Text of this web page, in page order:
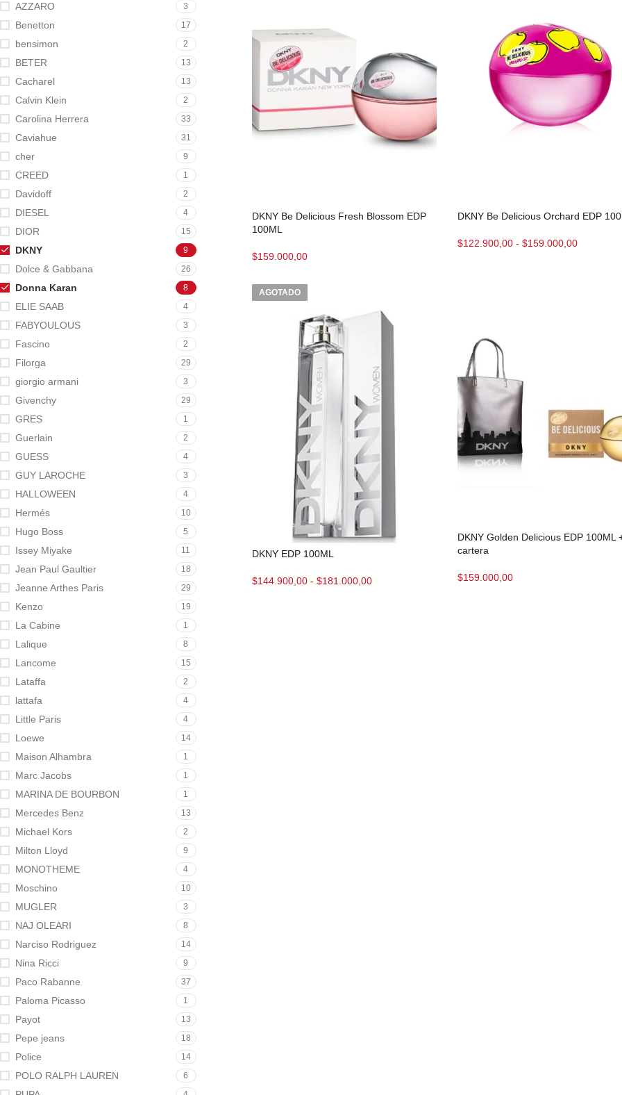
AZZARO 3
Benetton 17
bensimon 2
BETER 13
Cacharel 13
Calvin Klein 2
Carolina Herrera 33
Caviahue 31
cher 9
CREED 1
Davidoff 2
DIESEL 4
DIOR 15
DKNY 9
Dolce & Gabbana 26
Donna Karan 8
ELIE SAAB 4
FABYOULOUS 3
Fascino 2
Filorga 29
giorgio armani 3
Givenchy 29
GRES 1
Guerlain 2
GUESS 4
GUY LAROCHE 3
HALLOWEEN 4
Hermés 10
Hugo Boss 5
Issey Miyake 11
Jean Paul Gaultier 18
Jeanne Arthes Paris 29
Kenzo 19
La Cabine 1
Lalique 8
Lancome 15
Lataffa 2
lattafa 4
Little Paris 4
Loewe 14
Maison Alhambra 1
Marc Jacobs 1
MARINA DE BOURBON 1
Mercedes Benz 13
Michael Kors 2
Milton Lloyd 9
MONOTHEME 4
Moschino 10
MUGLER 3
NAJ OLEARI 8
Narciso Rodriguez 14
Nina Ricci 9
Paco Rabanne 37
Paloma Picasso 1
Payot 13
Pepe jeans 18
Police 14
POLO RALPH LAUREN 6
DKNY Be Delicious Fresh Blossom EDP
100ML
$159.000,00
DKNY Be Delicious Orchard EDP
$122.900,00 - $159.000,00
AGOTADO
DKNY EDP 100ML
$144.900,00 - $181.000,00
DKNY Golden Delicious EDP 100ML
cartera
$159.000,00